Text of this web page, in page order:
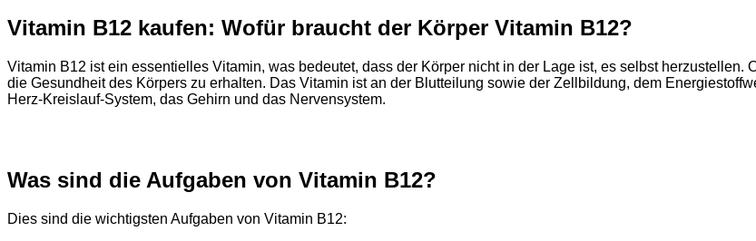
Vitamin B12 kaufen: Wofür braucht der Körper Vitamin B12?
Vitamin B12 ist ein essentielles Vitamin, was bedeutet, dass der Körper nicht in der Lage ist, es selbst
die Gesundheit des Körpers zu erhalten. Das Vitamin ist an der Blutteilung sowie der Zellbildung, dem
Herz-Kreislauf-System, das Gehirn und das Nervensystem.
Was sind die Aufgaben von Vitamin B12?
Dies sind die wichtigsten Aufgaben von Vitamin B12: